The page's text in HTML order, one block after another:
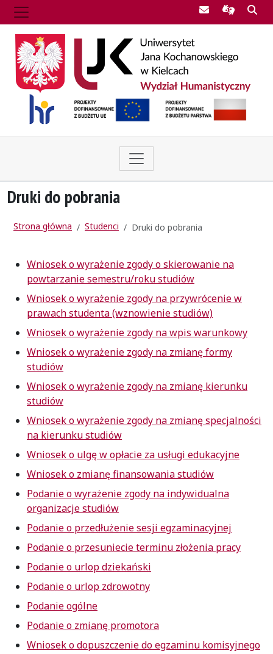
Poczta UJK
Druki do pobrania
Strona główna Studenci Druki do pobrania
Wniosek o wyrażenie zgody o skierowanie na
powtarzanie semestru/roku studiów
Wniosek o wyrażenie zgody na przywrócenie w
prawach studenta (wznowienie studiów)
Wniosek o wyrażenie zgody na wpis warunkowy
Wniosek o wyrażenie zgody na zmianę formy
studiów
Wniosek o wyrażenie zgody na zmianę kierunku
studiów
Wniosek o wyrażenie zgody na zmianę specjalności
na kierunku studiów
Wniosek o ulgę w opłacie za usługi edukacyjne
Wniosek o zmianę finansowania studiów
Podanie o wyrażenie zgody na indywidualna
organizacje studiów
Podanie o przedłużenie sesji egzaminacyjnej
Podanie o przesuniecie terminu złożenia pracy
Podanie o urlop dziekański
Podanie o urlop zdrowotny
Podanie ogólne
Podanie o zmianę promotora
Wniosek o dopuszczenie do egzaminu komisyjnego